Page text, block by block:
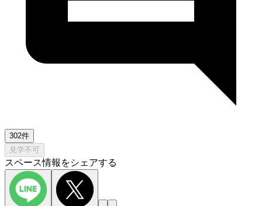
302件
見学不可
スペース情報をシェアする